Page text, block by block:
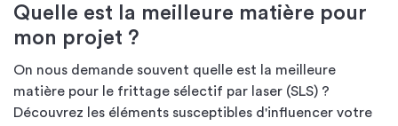
Quelle est la meilleure matière pour
mon projet ?
On nous demande souvent quelle est la meilleure
matière pour le frittage sélectif par laser (SLS) ?
Découvrez les éléments susceptibles d'influencer votre